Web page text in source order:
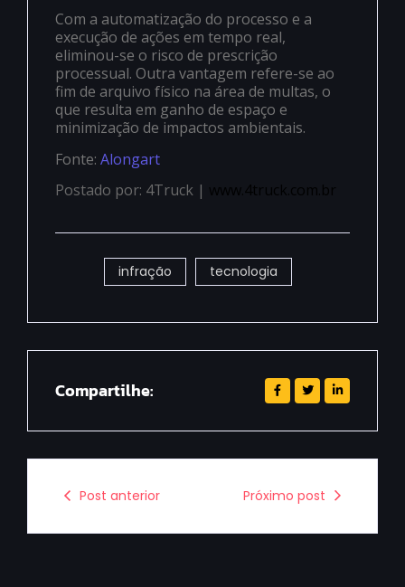
Com a automatização do processo e a
execução de ações em tempo real,
eliminou-se o risco de prescrição
processual. Outra vantagem refere-se ao
fim de arquivo físico na área de multas, o
que resulta em ganho de espaço e
minimização de impactos ambientais.
Fonte: Alongart
Postado por: 4Truck | www.4truck.com.br
infração tecnologia
Compartilhe:
Post anterior Próximo post